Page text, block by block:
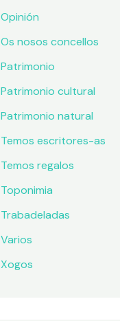
Opinión
Os nosos concellos
Patrimonio
Patrimonio cultural
Patrimonio natural
Temos escritores-as
Temos regalos
Toponimia
Trabadeladas
Varios
Xogos